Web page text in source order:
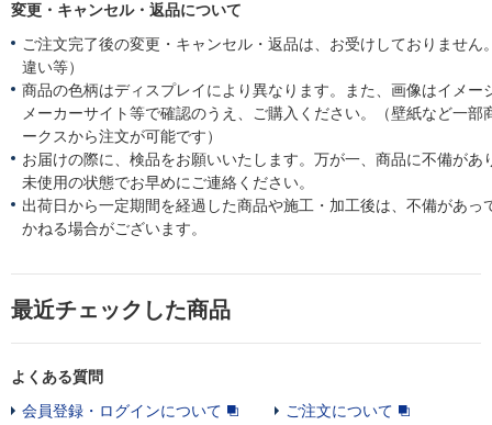
変更・キャンセル・返品について
ご注文完了後の変更・キャンセル・返品は、お受けしておりません
違い等）
商品の色柄はディスプレイにより異なります。また、画像はイメー
メーカーサイト等で確認のうえ、ご購入ください。（壁紙など一部
ークスから注文が可能です）
お届けの際に、検品をお願いいたします。万が一、商品に不備があ
未使用の状態でお早めにご連絡ください。
出荷日から一定期間を経過した商品や施工・加工後は、不備があっ
かねる場合がございます。
最近チェックした商品
よくある質問
会員登録・ログインについて
ご注文について